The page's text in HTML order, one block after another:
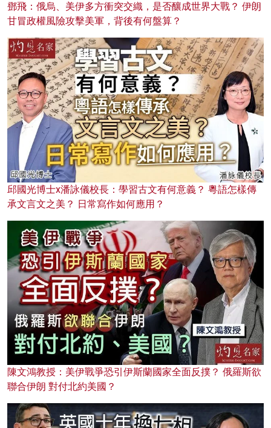
鄧飛：俄烏、美伊多方衝突交織，是否釀成世界大戰？ 伊朗
甘冒政權風險攻擊美軍，背後有何盤算？
邱國光博士x潘詠儀校長：學習古文有何意義？ 粵語怎樣傳
承文言文之美？ 日常寫作如何應用？
陳文鴻教授：美伊戰爭恐引伊斯蘭國家全面反撲？ 俄羅斯欲
聯合伊朗 對付北約美國？